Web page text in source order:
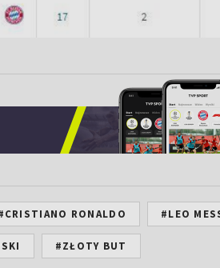
RONALDO #LEO
#ZŁOTY BUT